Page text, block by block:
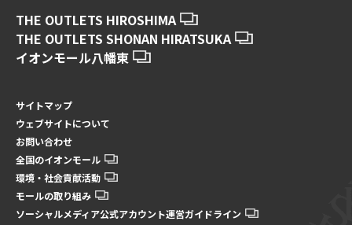
THE OUTLETS HIROSHIMA
THE OUTLETS SHONAN HIRATSUKA
イオンモール八幡東
サイトマップ
ウェブサイトについて
お問い合わせ
全国のイオンモール
環境・社会貢献活動
モールの取り組み
ソーシャルメディア公式アカウント運営ガイドライン